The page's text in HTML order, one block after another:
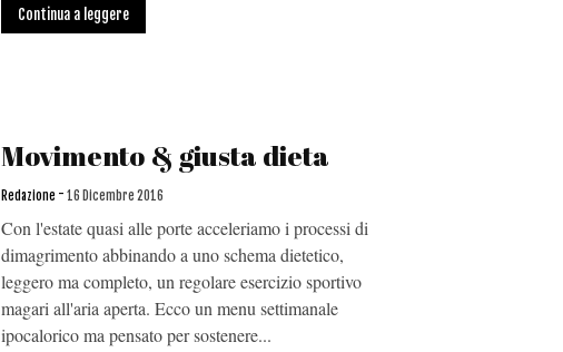
Continua a leggere
Movimento & giusta dieta
Redazione - 16 Dicembre 2016
Con l'estate quasi alle porte acceleriamo i processi di
dimagrimento abbinando a uno schema dietetico,
leggero ma completo, un regolare esercizio sportivo
magari all'aria aperta. Ecco un menu settimanale
ipocalorico ma pensato per sostenere...